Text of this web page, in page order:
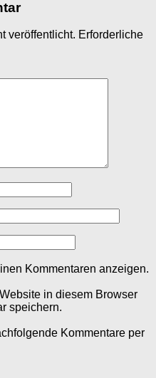
veröffentlicht. Erforderliche
Kommentaren anzeigen.
in diesem Browser
speichern.
Kommentare per